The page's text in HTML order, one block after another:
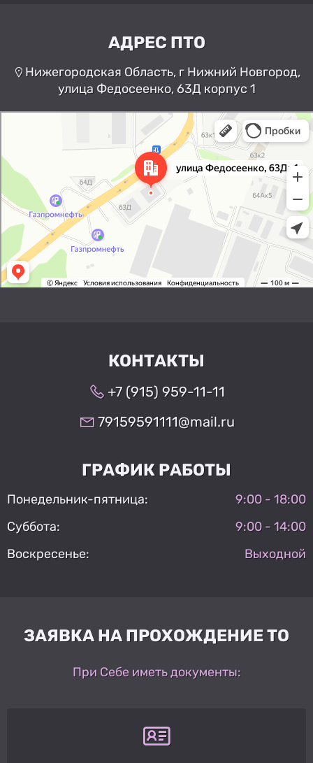
АДРЕС ПТО
Нижегородская Область, г Нижний Новгород,
улица Федосеенко, 63Д корпус 1
Нижний Новгород
Улица Федосеенко, 63Дк1 —
Яндекс Карты
КОНТАКТЫ
+7 (915) 959-11-11
79159591111@mail.ru
ГРАФИК РАБОТЫ
Понедельник-пятница:
9:00 - 18:00
Суббота:
9:00 - 14:00
Воскресенье:
Выходной
ЗАЯВКА НА ПРОХОЖДЕНИЕ ТО
При Себе иметь документы: